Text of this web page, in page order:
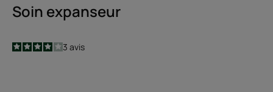
Soin expanseur
4
/5
3 avis